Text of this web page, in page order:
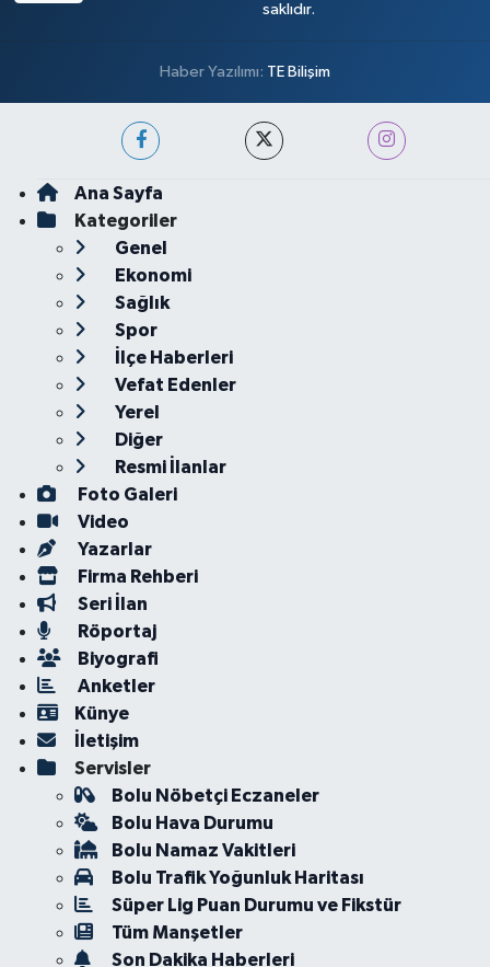
saklıdır.
Haber Yazılımı: TE Bilişim
Ana Sayfa
Kategoriler
Genel
Ekonomi
Sağlık
Spor
İlçe Haberleri
Vefat Edenler
Yerel
Diğer
Resmi İlanlar
Foto Galeri
Video
Yazarlar
Firma Rehberi
Seri İlan
Röportaj
Biyografi
Anketler
Künye
İletişim
Servisler
Bolu Nöbetçi Eczaneler
Bolu Hava Durumu
Bolu Namaz Vakitleri
Bolu Trafik Yoğunluk Haritası
Süper Lig Puan Durumu ve Fikstür
Tüm Manşetler
Son Dakika Haberleri